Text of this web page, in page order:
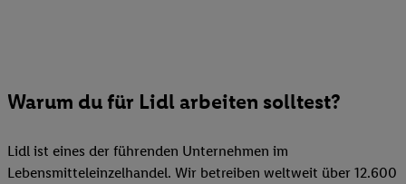
Warum du für Lidl arbeiten solltest?
Lidl ist eines der führenden Unternehmen im
Lebensmitteleinzelhandel. Wir betreiben weltweit über 12.600